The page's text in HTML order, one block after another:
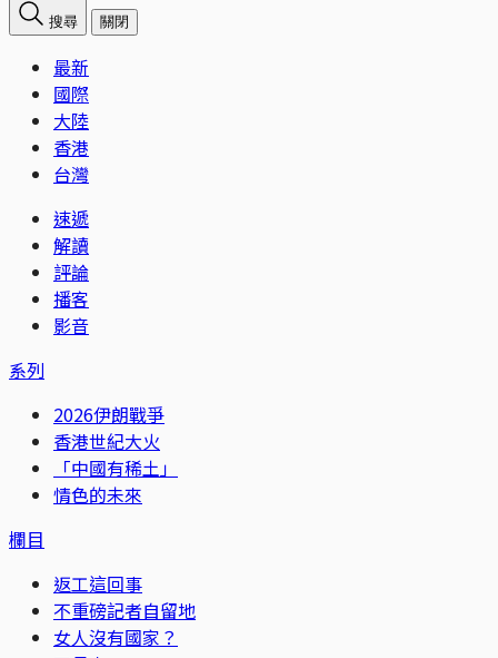
搜尋 關閉
最新
國際
大陸
香港
台灣
速遞
解讀
評論
播客
影音
系列
2026伊朗戰爭
香港世紀大火
「中國有稀土」
情色的未來
欄目
返工這回事
不重磅記者自留地
女人沒有國家？